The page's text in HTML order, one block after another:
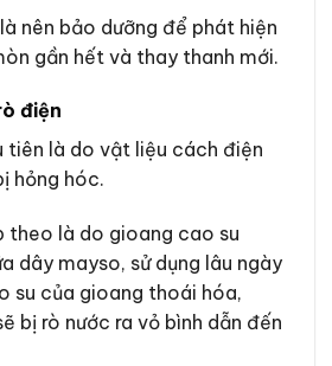
nên bảo dưỡng để phát hiện
gần hết và thay thanh mới.
điện
tiên là do vật liệu cách điện
hỏng hóc.
theo là do gioang cao su
dây mayso, sử dụng lâu ngày
su của gioang thoái hóa,
bị rò nước ra vỏ bình dẫn đến